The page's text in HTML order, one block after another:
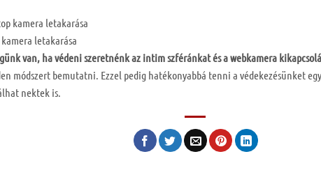
letakarása
van, ha védeni szeretnénk az intim szféránkat és a webkamera
módszert bemutatni. Ezzel pedig hatékonyabbá tenni a védekezésünket
nektek is.